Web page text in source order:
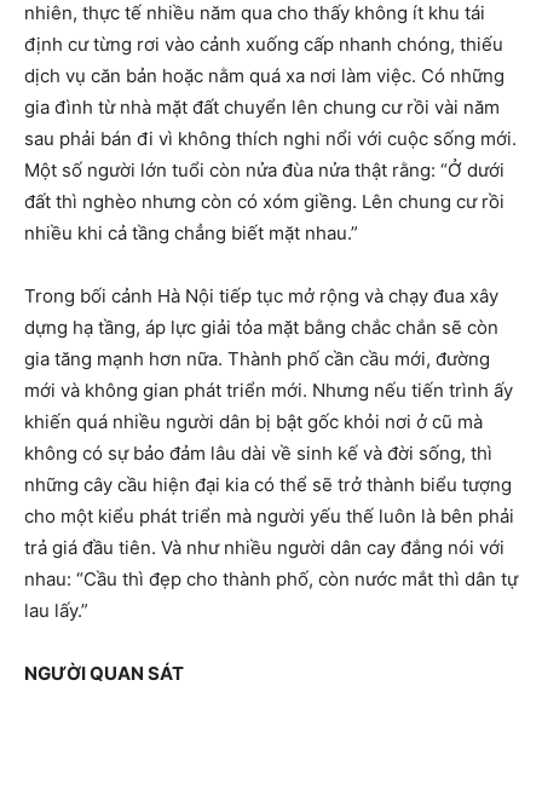
nhiên, thực tế nhiều năm qua cho thấy không ít khu tái
định cư từng rơi vào cảnh xuống cấp nhanh chóng, thiếu
dịch vụ căn bản hoặc nằm quá xa nơi làm việc. Có những
gia đình từ nhà mặt đất chuyển lên chung cư rồi vài năm
sau phải bán đi vì không thích nghi nổi với cuộc sống mới.
Một số người lớn tuổi còn nửa đùa nửa thật rằng: “Ở dưới
đất thì nghèo nhưng còn có xóm giềng. Lên chung cư rồi
nhiều khi cả tầng chẳng biết mặt nhau.”
Trong bối cảnh Hà Nội tiếp tục mở rộng và chạy đua xây
dựng hạ tầng, áp lực giải tỏa mặt bằng chắc chắn sẽ còn
gia tăng mạnh hơn nữa. Thành phố cần cầu mới, đường
mới và không gian phát triển mới. Nhưng nếu tiến trình ấy
khiến quá nhiều người dân bị bật gốc khỏi nơi ở cũ mà
không có sự bảo đảm lâu dài về sinh kế và đời sống, thì
những cây cầu hiện đại kia có thể sẽ trở thành biểu tượng
cho một kiểu phát triển mà người yếu thế luôn là bên phải
trả giá đầu tiên. Và như nhiều người dân cay đắng nói với
nhau: “Cầu thì đẹp cho thành phố, còn nước mắt thì dân tự
lau lấy.”
NGƯỜI QUAN SÁT